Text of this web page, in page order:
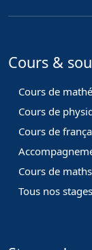
Cours &
Cours de
Cours de
Cours de
Cours de
Tous nos stages